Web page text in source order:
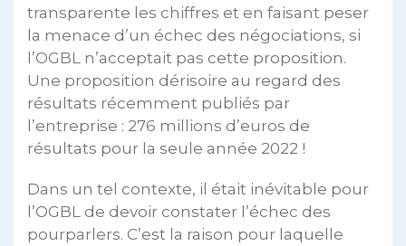
transparente les chiffres et en faisant peser
la menace d’un échec des négociations, si
l’OGBL n’acceptait pas cette proposition.
Une proposition dérisoire au regard des
résultats récemment publiés par
l’entreprise : 276 millions d’euros de
résultats pour la seule année 2022 !
Dans un tel contexte, il était inévitable pour
l’OGBL de devoir constater l’échec des
pourparlers. C’est la raison pour laquelle